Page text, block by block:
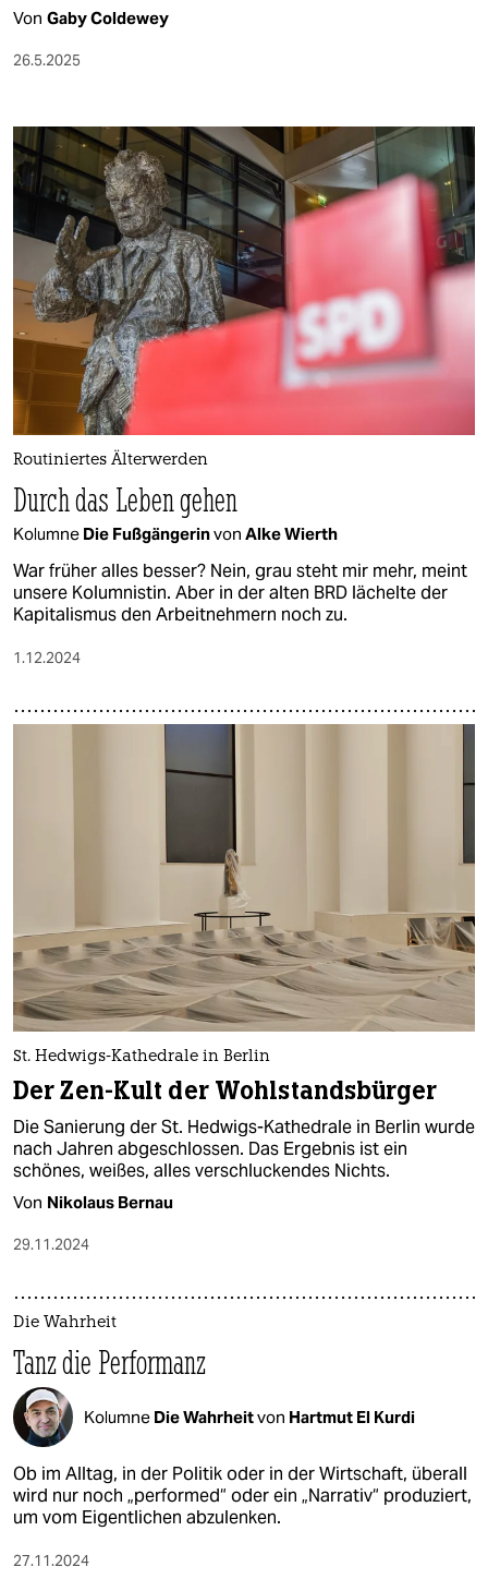
Von Gaby Coldewey
26.5.2025
Routiniertes Älterwerden
Durch das Leben gehen
Kolumne Die Fußgängerinvon Alke Wierth
War früher alles besser? Nein, grau steht mir mehr, meint
unsere Kolumnistin. Aber in der alten BRD lächelte der
Kapitalismus den Ar­beit­neh­me­rn noch zu.
1.12.2024
St. Hedwigs-Kathedrale in Berlin
Der Zen-Kult der Wohlstandsbürger
Die Sanierung der St. Hedwigs-Kathedrale in Berlin wurde
nach Jahren abgeschlossen. Das Ergebnis ist ein
schönes, weißes, alles verschluckendes Nichts.
Von Nikolaus Bernau
29.11.2024
Die Wahrheit
Tanz die Performanz
Kolumne Die Wahrheitvon Hartmut El Kurdi
Ob im Alltag, in der Politik oder in der Wirtschaft, überall
wird nur noch „performed“ oder ein „Narrativ“ produziert,
um vom Eigentlichen abzulenken.
27.11.2024